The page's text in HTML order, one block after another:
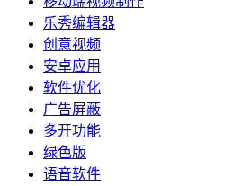
乐秀编辑器
创意视频
安卓应用
软件优化
广告屏蔽
多开功能
绿色版
语音软件